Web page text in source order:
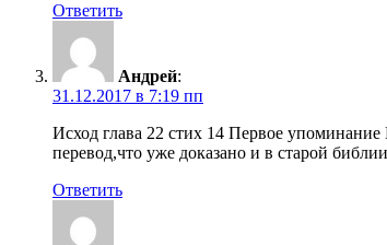
Ответить
Андрей:
31.12.2017 в 7:19 пп
Исход глава 22 стих 14 Первое
перевод,что уже доказано и в старой
Ответить